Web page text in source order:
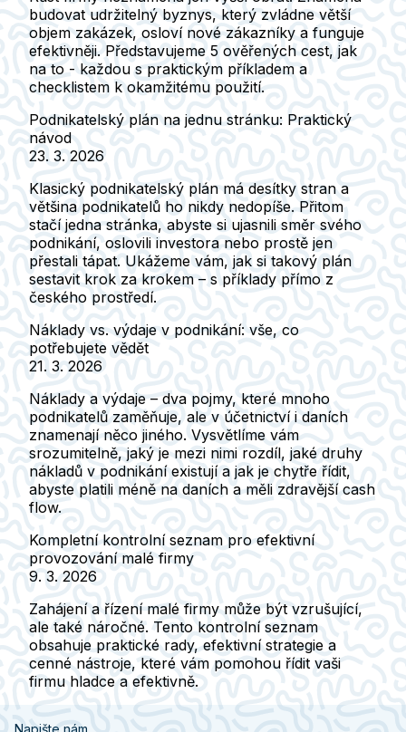
budovat udržitelný byznys, který zvládne větší
objem zakázek, osloví nové zákazníky a funguje
efektivněji. Představujeme 5 ověřených cest, jak
na to - každou s praktickým příkladem a
checklistem k okamžitému použití.
Podnikatelský plán na jednu stránku: Praktický
návod
23. 3. 2026
Klasický podnikatelský plán má desítky stran a
většina podnikatelů ho nikdy nedopíše. Přitom
stačí jedna stránka, abyste si ujasnili směr svého
podnikání, oslovili investora nebo prostě jen
přestali tápat. Ukážeme vám, jak si takový plán
sestavit krok za krokem – s příklady přímo z
českého prostředí.
Náklady vs. výdaje v podnikání: vše, co
potřebujete vědět
21. 3. 2026
Náklady a výdaje – dva pojmy, které mnoho
podnikatelů zaměňuje, ale v účetnictví i daních
znamenají něco jiného. Vysvětlíme vám
srozumitelně, jaký je mezi nimi rozdíl, jaké druhy
nákladů v podnikání existují a jak je chytře řídit,
abyste platili méně na daních a měli zdravější cash
flow.
Kompletní kontrolní seznam pro efektivní
provozování malé firmy
9. 3. 2026
Zahájení a řízení malé firmy může být vzrušující,
ale také náročné. Tento kontrolní seznam
obsahuje praktické rady, efektivní strategie a
cenné nástroje, které vám pomohou řídit vaši
firmu hladce a efektivně.
Napište nám